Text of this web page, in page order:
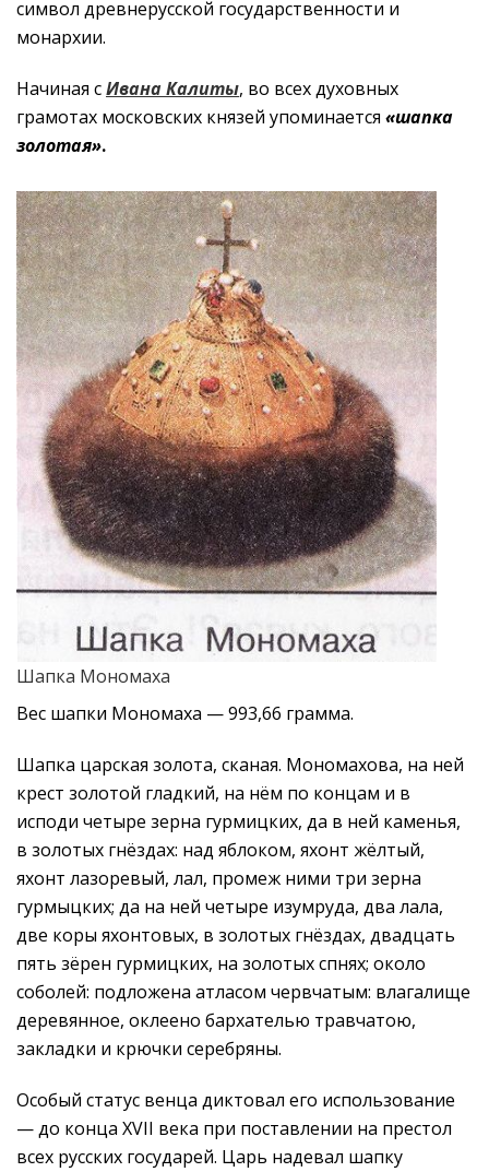
символ древнерусской государственности и
монархии.
Начиная сИвана Калиты, во всех духовных
грамотах московских князей упоминается «шапка
золотая».
Шапка Мономаха
Вес шапки Мономаха — 993,66 грамма.
Шапка царская золота, сканая. Мономахова, на ней
крест золотой гладкий, на нём по концам и в
исподи четыре зерна гурмицких, да в ней каменья,
в золотых гнёздах: над яблоком, яхонт жёлтый,
яхонт лазоревый, лал, промеж ними три зерна
гурмыцких; да на ней четыре изумруда, два лала,
две коры яхонтовых, в золотых гнёздах, двадцать
пять зёрен гурмицких, на золотых спнях; около
соболей: подложена атласом червчатым: влагалище
деревянное, оклеено бархателью травчатою,
закладки и крючки серебряны.
Особый статус венца диктовал его использование
— до конца XVII века при поставлении на престол
всех русских государей. Царь надевал шапку